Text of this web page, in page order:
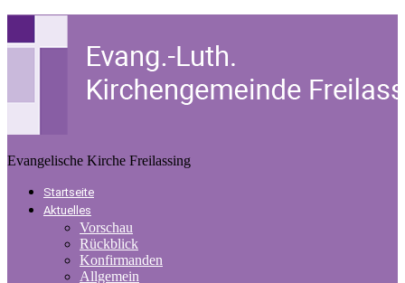
Evangelische Kirche Freilassing
Startseite
Aktuelles
Vorschau
Rückblick
Konfirmanden
Allgemein